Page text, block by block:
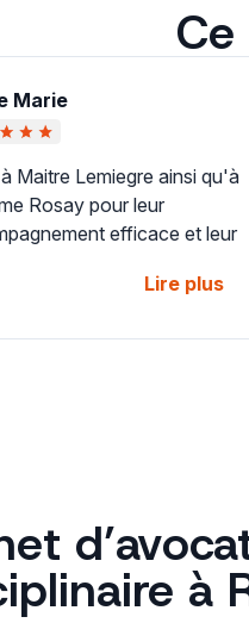
Marie
Maitre Lemiegre ainsi qu'à
Rosay pour leur
efficace et leur
Lire plus
à